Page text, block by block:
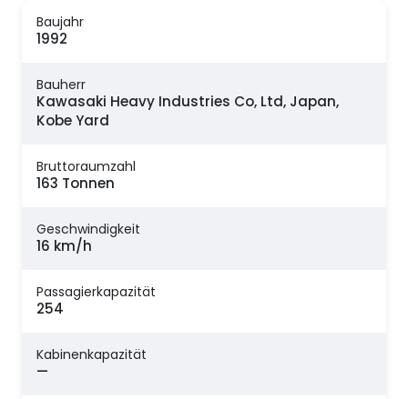
Baujahr
1992
Bauherr
Kawasaki Heavy Industries Co, Ltd, Japan,
Kobe Yard
Bruttoraumzahl
163 Tonnen
Geschwindigkeit
16 km/h
Passagierkapazität
254
Kabinenkapazität
—